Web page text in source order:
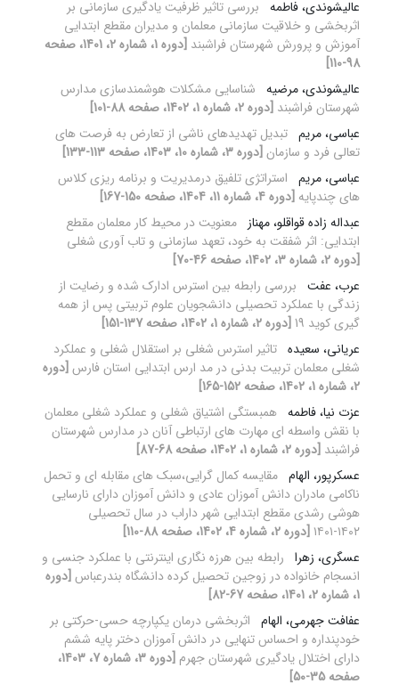
عالیشوندی، فاطمه بررسی تاثیر ظرفیت یادگیری سازمانی بر
اثربخشی و خلاقیت سازمانی معلمان و مدیران مقطع ابتدایی
آموزش و پرورش شهرستان فراشبند
[دوره 1، شماره 2، 1401، صفحه
98-110]
عالیشوندی، مرضیه شناسایی مشکلات هوشمندسازی مدارس
شهرستان فراشبند [دوره 2، شماره 1، 1402، صفحه 88-101]
عباسی، مریم تبدیل تهدیدهای ناشی از تعارض به فرصت های
تعالی فرد و سازمان [دوره 3، شماره 10، 1403، صفحه 113-133]
عباسی، مریم استراتژی تلفیق درمدیریت و برنامه ریزی کلاس
های چندپایه [دوره 4، شماره 11، 1404، صفحه 150-167]
عبداله زاده قواقلو، مهناز معنویت در محیط کار معلمان مقطع
ابتدایی: اثر شفقت به خود، تعهد سازمانی و تاب آوری شغلی
[دوره 2، شماره 3، 1402، صفحه 46-70]
عرب، عفت بررسی رابطه بین استرس ادارک شده و رضایت از
زندگی با عملکرد تحصیلی دانشجویان علوم تربیتی پس از همه
گیری کوید 19
[دوره 2، شماره 1، 1402، صفحه 137-151]
عریانی، سعیده تاثیر استرس شغلی بر استقلال شغلی و عملکرد
شغلی معلمان تربیت بدنی در مد ارس ابتدایی استان فارس [دوره
2، شماره 1، 1402، صفحه 152-165]
عزت نیا، فاطمه همبستگی اشتیاق شغلی و عملکرد شغلی معلمان
با نقش واسطه ای مهارت های ارتباطی آنان در مدارس شهرستان
فراشبند [دوره 2، شماره 1، 1402، صفحه 68-87]
عسکرپور، الهام مقایسه کمال گرایی،سبک های مقابله ای و تحمل
ناکامی مادران دانش آموزان عادی و دانش آموزان دارای نارسایی
هوشی رشدی مقطع ابتدایی شهر داراب در سال تحصیلی
۱۴۰۲-۱۴۰۱
[دوره 2، شماره 4، 1402، صفحه 88-110]
عسگری، زهرا رابطه بین هرزه نگاری اینترنتی با عملکرد جنسی و
انسجام خانواده در زوجین تحصیل کرده دانشگاه بندرعباس [دوره
1، شماره 2، 1401، صفحه 67-82]
عفافت جهرمی، الهام اثربخشی درمان یکپارچه حسی-حرکتی بر
خودپنداره و احساس تنهایی در دانش ‏آموزان دختر پایه ششم
دارای اختلال یادگیری شهرستان جهرم
[دوره 3، شماره 7، 1403،
صفحه 35-50]